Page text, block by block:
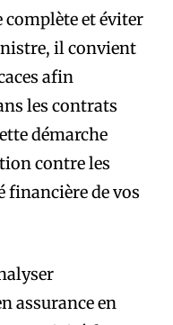
complète et éviter
il convient
afin
les contrats
démarche
contre les
financière de vos
assurance en